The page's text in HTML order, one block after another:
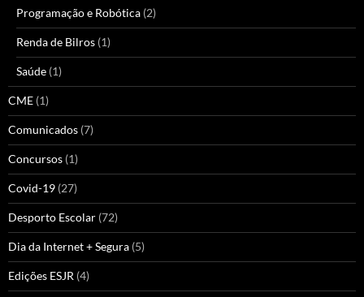
Programação e Robótica (2)
Renda de Bilros (1)
Saúde (1)
CME (1)
Comunicados (7)
Concursos (1)
Covid-19 (27)
Desporto Escolar (72)
Dia da Internet + Segura (5)
Edições ESJR (4)